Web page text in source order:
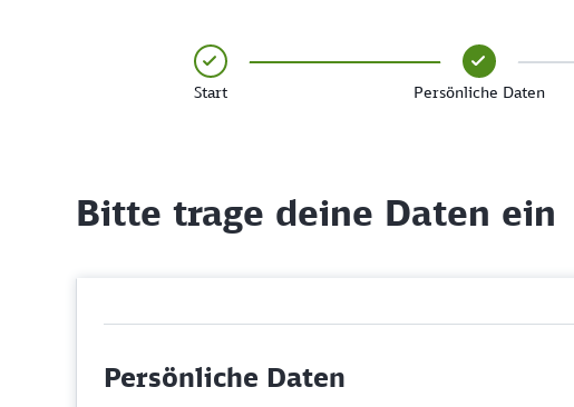
Start Persönliche Daten
Bitte trage deine Daten ein
Persönliche Daten